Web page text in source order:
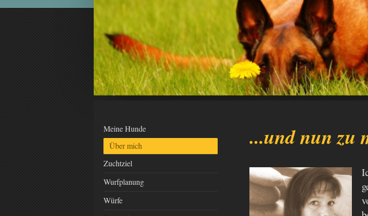
...und nun zu
Meine Hunde
Über mich
Zuchtziel
Wurfplanung
Würfe